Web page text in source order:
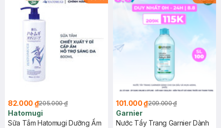
82.000 ₫205.000 ₫
Hatomugi
Sữa Tắm Hatomugi Dưỡng Ẩm
101.000 ₫209.000 ₫
Garnier
Nước Tẩy Trang Garnier Dành